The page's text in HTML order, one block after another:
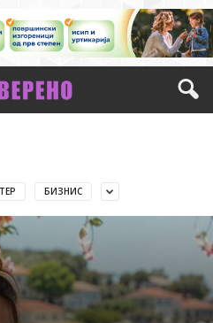
БИЗНИС